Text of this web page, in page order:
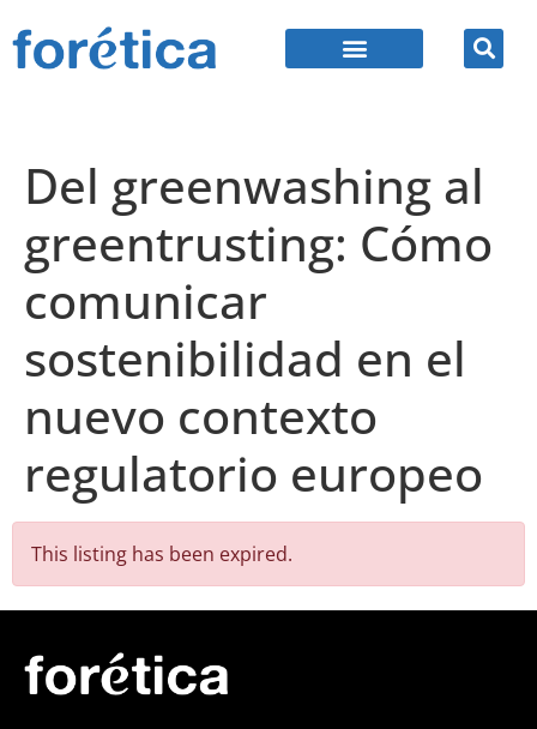
Del greenwashing al
greentrusting: Cómo
comunicar
sostenibilidad en el
nuevo contexto
regulatorio europeo
This listing has been expired.